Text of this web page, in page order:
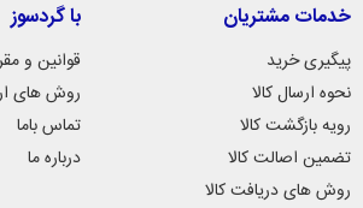
خدمات مشتریان
پیگیری خرید
نحوه ارسال کالا
رویه بازگشت کالا
تضمین اصالت کالا
روش های دریافت کالا
با گردسوز
قوانین و
روش های
تماس باما
درباره ما